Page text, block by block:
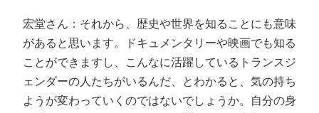
宏堂さん：それから、歴史や世界を知ることにも意味
があると思います。ドキュメンタリーや映画でも知る
ことができますし、こんなに活躍しているトランスジ
ェンダーの人たちがいるんだ、とわかると、気の持ち
ようが変わっていくのではないでしょうか。自分の身